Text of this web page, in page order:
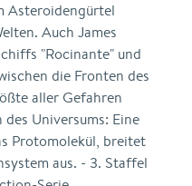
Asteroidengürtel
Auch James
"Rocinante" und
die Fronten des
aller Gefahren
Universums: Eine
Protomolekül, breitet
aus. - 3. Staffel